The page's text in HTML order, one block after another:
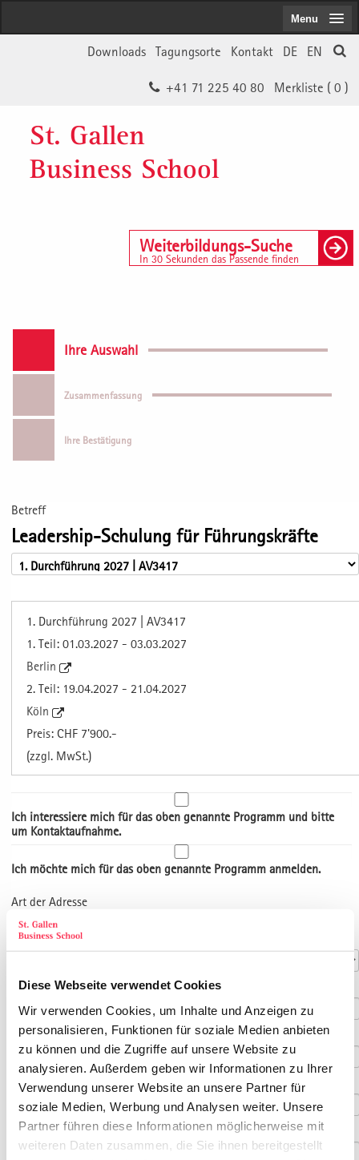
Diese Webseite verwendet Cookies
Wir verwenden Cookies, um Inhalte und Anzeigen zu
personalisieren, Funktionen für soziale Medien anbieten
zu können und die Zugriffe auf unsere Website zu
analysieren. Außerdem geben wir Informationen zu Ihrer
Verwendung unserer Website an unsere Partner für
soziale Medien, Werbung und Analysen weiter. Unsere
Partner führen diese Informationen möglicherweise mit
weiteren Daten zusammen, die Sie ihnen bereitgestellt
EN
DE
Kontakt
Tagungsorte
Downloads
Merkliste ( 0 )
+41 71 225 40 80
St. Gallen
Business School
Weiterbildungs-Suche
In 30 Sekunden das Passende finden
Menu
Ihre Auswahl
Zusammenfassung
Ihre Bestätigung
Betreff
Leadership-Schulung für Führungskräfte
1. Durchführung 2027 | AV3417
1. Teil: 01.03.2027 - 03.03.2027
Berlin
2. Teil: 19.04.2027 - 21.04.2027
Köln
Preis: CHF 7'900.-
(zzgl. MwSt.)
Ich interessiere mich für das oben genannte Programm und bitte
um Kontaktaufnahme.
Ich möchte mich für das oben genannte Programm anmelden.
Art der Adresse
Kontaktdaten
Anrede*
Titel
Vorname*
Nachname*
Geburtsdatum